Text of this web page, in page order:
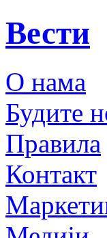
Вести
О нама
Будите
Правила
Контакт